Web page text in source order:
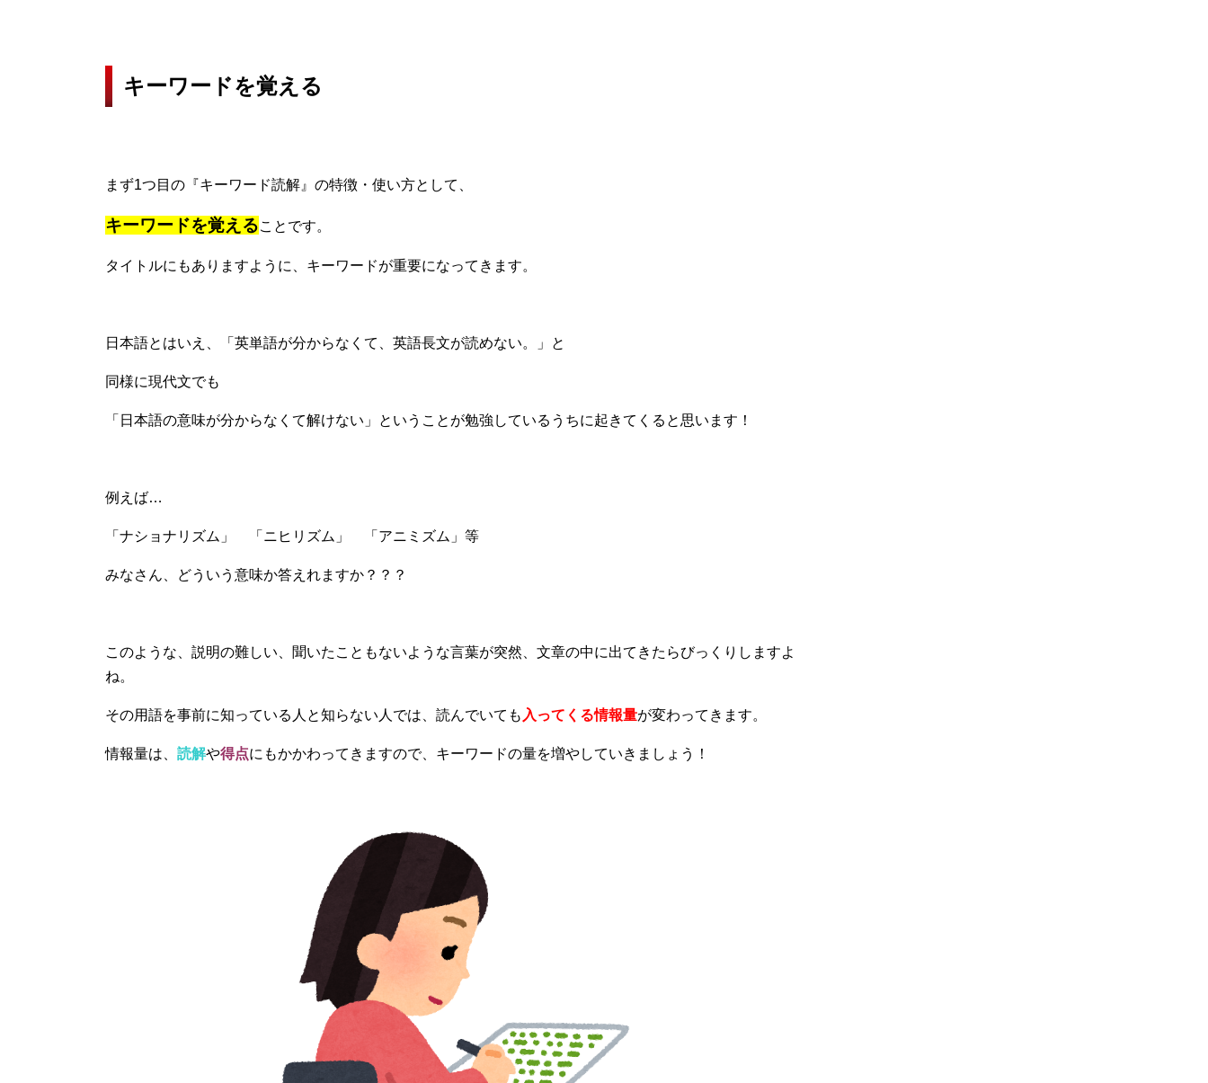
キーワードを覚える
まず1つ目の『キーワード読解』の特徴・使い方として、
キーワードを覚えることです。
タイトルにもありますように、キーワードが重要になってきます。
日本語とはいえ、「英単語が分からなくて、英語長文が読めない。」と
同様に現代文でも
「日本語の意味が分からなくて解けない」ということが勉強しているうちに起きてくると思います！
例えば…
「ナショナリズム」 「ニヒリズム」 「アニミズム」等
みなさん、どういう意味か答えれますか？？？
このような、説明の難しい、聞いたこともないような言葉が突然、文章の中に出てきたらびっくりしますよ
ね。
その用語を事前に知っている人と知らない人では、読んでいても 入ってくる情報量が変わってきます。
情報量は、 読解や得点にもかかわってきますので、キーワードの量を増やしていきましょう！